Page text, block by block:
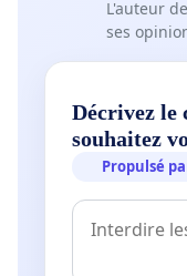
L'auteur
ses
Décrivez le
souhaitez
Propulsé